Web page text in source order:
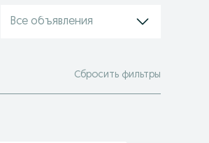
Все объявления
Сбросить фильтры